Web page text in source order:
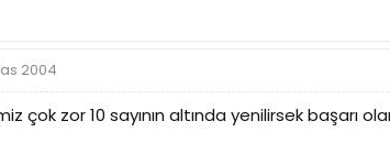
2004
çok zor 10 sayının altında yenilirsek başarı